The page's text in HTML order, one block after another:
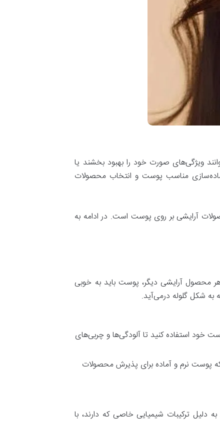
ویژگی‌های صورت خود را بهبود بخشند یا
آماده‌سازی مناسب پوست و انتخاب محصولات
آرایشی بر روی پوست است. در ادامه به
محصول آرایشی دیگر، پوست باید به خوبی
به شکل گلوله درمی‌آید.
خود استفاده کنید تا آلودگی‌ها و چربی‌های
پوست نرم و آماده برای پذیرش محصولات
دلیل ترکیبات شیمیایی خاصی که دارند، با